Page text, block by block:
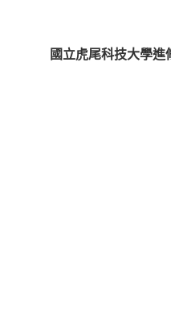
國立虎尾科技大學進